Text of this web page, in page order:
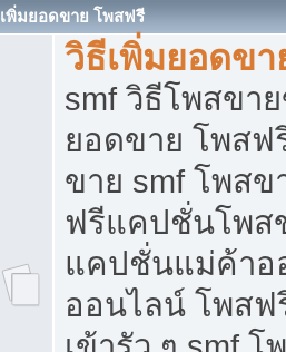
เพิ่มยอดขาย โพสฟรี
วิธีเพิ่มยอดข
smf วิธีโพสขา
ยอดขาย โพสฟ
ขาย smf โพส
ฟรีแคปชั่นโพส
แคปชั่นแม่ค้า
ออนไลน์ โพสฟ